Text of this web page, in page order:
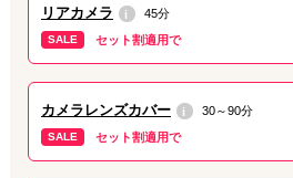
はぜひお気軽にお持ち込みください！
2026.07.09 最新情報
水濡れ、水没故障の問い合わせ
リアカメラ i 45分
SALE セット割適用で
カメラレンズカバー i 30～90分
SALE セット割適用で